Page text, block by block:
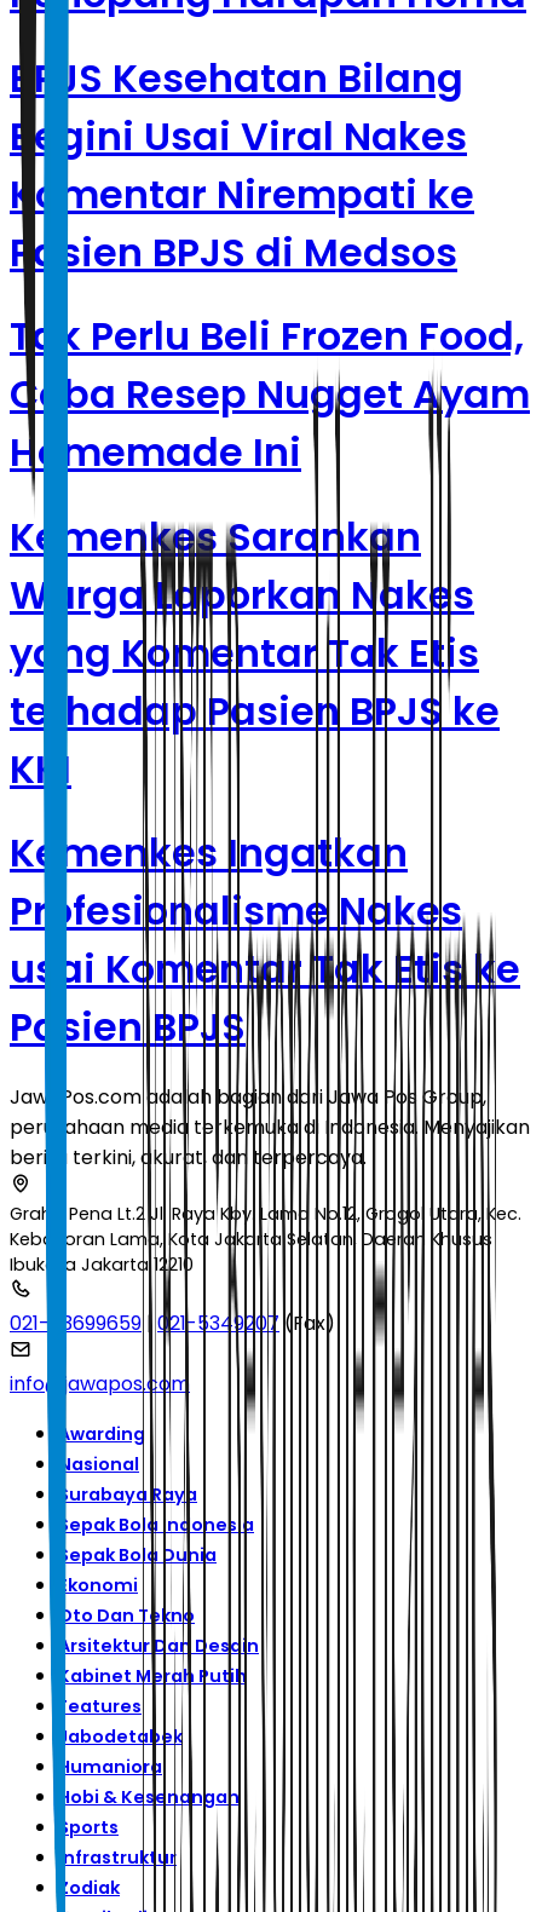
BPJS Kesehatan Bilang
Begini Usai Viral Nakes
Komentar Nirempati ke
Pasien BPJS di Medsos
Tak Perlu Beli Frozen Food,
Coba Resep Nugget Ayam
Homemade Ini
Kemenkes Sarankan
Warga Laporkan Nakes
yang Komentar Tak Etis
terhadap Pasien BPJS ke
KKI
Kemenkes Ingatkan
Profesionalisme Nakes
usai Komentar Tak Etis ke
Pasien BPJS
JawaPos.com adalah bagian dari Jawa Pos Group,
perusahaan media terkemuka di Indonesia. Menyajikan
berita terkini, akurat, dan terpercaya.
Graha Pena Lt.2 Jl. Raya Kby. Lama No.12, Grogol Utara, Kec.
Kebayoran Lama, Kota Jakarta Selatan, Daerah Khusus
Ibukota Jakarta 12210
021-53699659 |021-5349207 (Fax)
info@jawapos.com
Awarding
Nasional
Surabaya Raya
Sepak Bola Indonesia
Sepak Bola Dunia
Ekonomi
Oto Dan Tekno
Arsitektur Dan Desain
Kabinet Merah Putih
Features
Jabodetabek
Humaniora
Hobi & Kesenangan
Sports
Infrastruktur
Zodiak